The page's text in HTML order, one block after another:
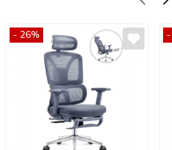
- 26%